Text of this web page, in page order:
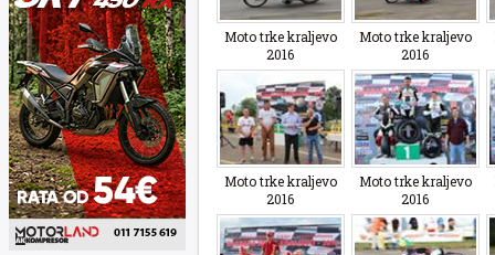
Moto trke kraljevo
2016
Moto trke kraljevo
2016
Moto trke kraljevo
2016
Moto trke kraljevo
2016